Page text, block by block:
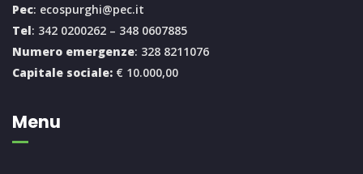
Pec: ecospurghi@pec.it
Tel: 342 0200262 – 348 0607885
Numero emergenze: 328 8211076
Capitale sociale: € 10.000,00
Menu